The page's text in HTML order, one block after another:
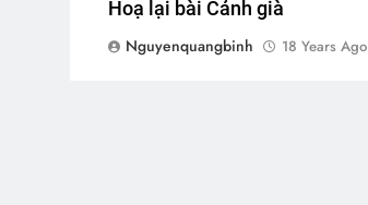
Hoạ lại bài Cảnh già
Nguyenquangbinh
18 Years Ago